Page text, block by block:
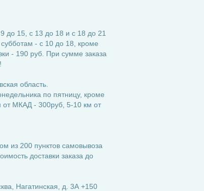
до 15, с 13 до 18 и с 18 до 21
- с 10 до 18, кроме
- 190 руб. При сумме заказа
область.
по пятницу, кроме
от МКАД - 300руб, 5-10 км от
из 200 пунктов самовывоза
доставки заказа до
Нагатинская, д. 3А +150